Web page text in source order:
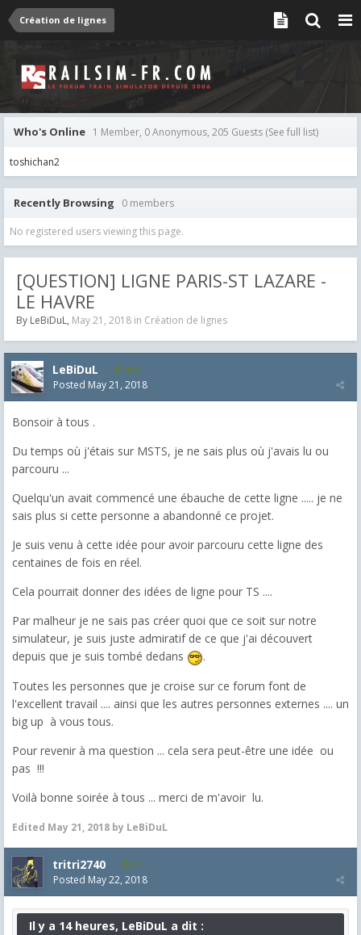
Création de lignes
Who's Online 1 Member, 0 Anonymous, 205 Guests (See full list)
toshichan2
Recently Browsing 0 members
No registered users viewing this page.
[QUESTION] LIGNE PARIS-ST LAZARE -
LE HAVRE
By LeBiDuL, May 21, 2018 in Création de lignes
LeBiDuL 400
Posted May 21, 2018
Bonsoir à tous .
Du temps où j'étais sur MSTS, je ne sais plus où j'avais lu ou
parcouru ...
Quelqu'un avait commencé une ébauche de cette ligne ..... je ne
sais plus si cette personne a abandonné ce projet.
Je suis venu à cette idée pour avoir parcouru cette ligne des
centaines de fois en réel.
Cela pourrait donner des idées de ligne pour TS ....
Par malheur je ne sais pas créer quoi que ce soit sur notre
simulateur, je suis juste admiratif de ce que j'ai découvert
depuis que je suis tombé dedans
.
Toutes les personnes que je croise sur ce forum font de
l'excellent travail .... ainsi que les autres personnes externes .... un
big up à vous tous.
Pour revenir à ma question ... cela sera peut-être une idée ou
pas !!!
Voilà bonne soirée à tous ... merci de m'avoir lu.
Edited May 21, 2018 by LeBiDuL
tritri2740 87
Posted May 22, 2018
Il y a 14 heures, LeBiDuL a dit :